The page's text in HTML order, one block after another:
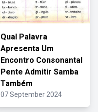
Qual Palavra
Apresenta Um
Encontro Consonantal
Pente Admitir Samba
Também
07 September 2024